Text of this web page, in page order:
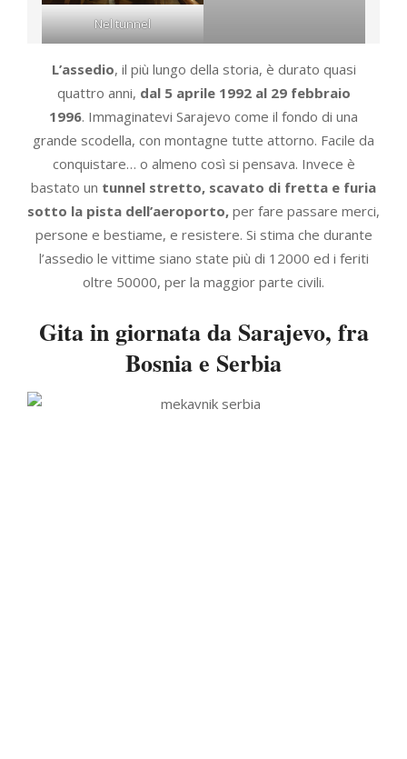
Nel tunnel
L’assedio, il più lungo della storia, è durato quasi
quattro anni, dal 5 aprile 1992 al 29 febbraio
1996. Immaginatevi Sarajevo come il fondo di una
grande scodella, con montagne tutte attorno. Facile da
conquistare… o almeno così si pensava. Invece è
bastato un tunnel stretto, scavato di fretta e furia
sotto la pista dell’aeroporto, per fare passare merci,
persone e bestiame, e resistere. Si stima che durante
l’assedio le vittime siano state più di 12000 ed i feriti
oltre 50000, per la maggior parte civili.
Gita in giornata da Sarajevo, fra
Bosnia e Serbia